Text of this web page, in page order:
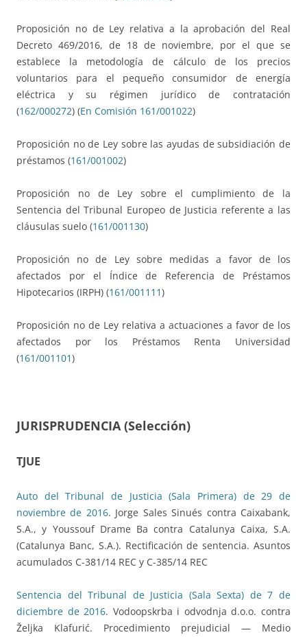
Proposición no de Ley relativa a la aprobación del Real
Decreto 469/2016, de 18 de noviembre, por el que se
establece la metodología de cálculo de los precios
voluntarios para el pequeño consumidor de energía
eléctrica y su régimen jurídico de contratación
(162/000272) (En Comisión 161/001022)
Proposición no de Ley sobre las ayudas de subsidiación de
préstamos (161/001002)
Proposición no de Ley sobre el cumplimiento de la
Sentencia del Tribunal Europeo de Justicia referente a las
cláusulas suelo (161/001130)
Proposición no de Ley sobre medidas a favor de los
afectados por el Índice de Referencia de Préstamos
Hipotecarios (IRPH) (161/001111)
Proposición no de Ley relativa a actuaciones a favor de los
afectados por los Préstamos Renta Universidad
(161/001101)
JURISPRUDENCIA (Selección)
TJUE
Auto del Tribunal de Justicia (Sala Primera) de 29 de
noviembre de 2016. Jorge Sales Sinués contra Caixabank,
S.A., y Youssouf Drame Ba contra Catalunya Caixa, S.A.
(Catalunya Banc, S.A.). Rectificación de sentencia. Asuntos
acumulados C-381/14 REC y C-385/14 REC
Sentencia del Tribunal de Justicia (Sala Sexta) de 7 de
diciembre de 2016. Vodoopskrba i odvodnja d.o.o. contra
Željka Klafurić. Procedimiento prejudicial — Medio